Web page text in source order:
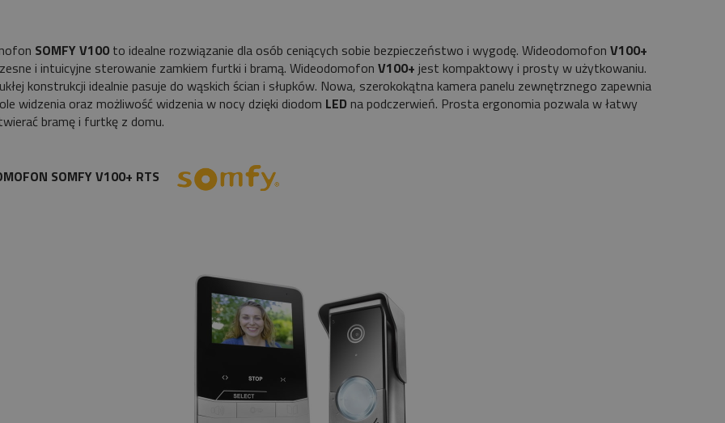
SOMFY V100 to idealne rozwiązanie dla osób ceniących sobie bezpieczeństwo i wygodę. Wideodomofon V100+
i intuicyjne sterowanie zamkiem furtki i bramą. Wideodomofon V100+ jest kompaktowy i prosty w użytkowaniu.
konstrukcji idealnie pasuje do wąskich ścian i słupków. Nowa, szerokokątna kamera panelu zewnętrznego zapewnia
widzenia oraz możliwość widzenia w nocy dzięki diodom LED na podczerwień. Prosta ergonomia pozwala w łatwy
bramę i furtkę z domu.
SOMFY V100+ RTS